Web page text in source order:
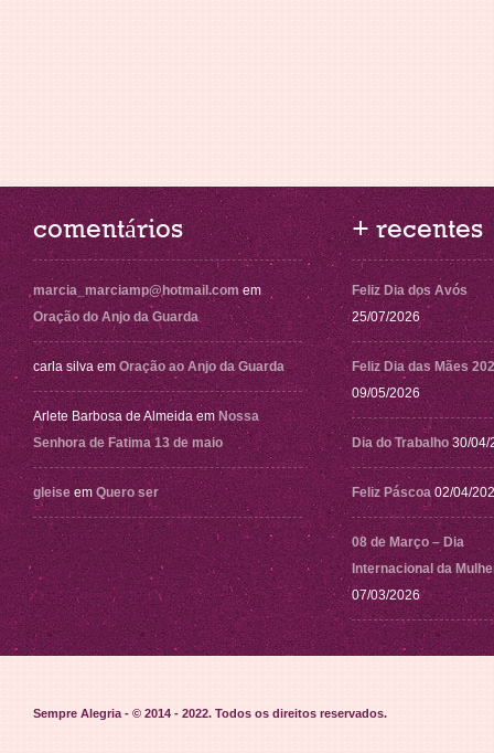
comentários
marcia_marciamp@hotmail.com em
Oração do Anjo da Guarda
carla silva em Oração ao Anjo da Guarda
Arlete Barbosa de Almeida em Nossa
Senhora de Fatima 13 de maio
gleise em Quero ser
+ recentes
Feliz Dia dos Avós
25/07/2026
Feliz Dia das Mães
09/05/2026
Dia do Trabalho 30/04/
Feliz Páscoa 02/04/
08 de Março – Dia
Internacional da
07/03/2026
Sempre Alegria - © 2014 - 2022. Todos os direitos reservados.